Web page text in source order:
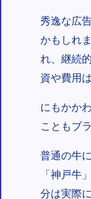
秀逸な広
かもしれ
れ、継続
資や費用
にもかか
こともブ
普通の牛
「神戸牛
分は実際